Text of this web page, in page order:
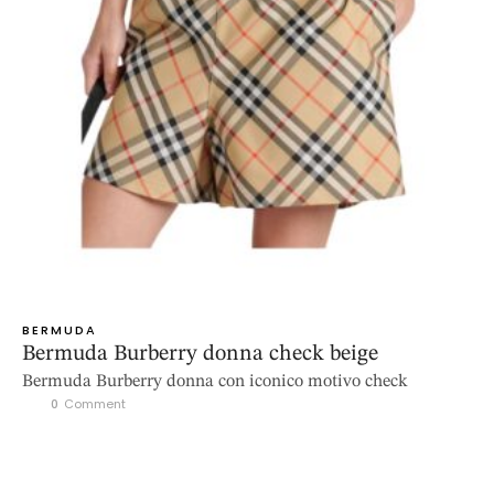
BERMUDA
Bermuda Burberry donna check beige
Bermuda Burberry donna con iconico motivo check
0 Comment